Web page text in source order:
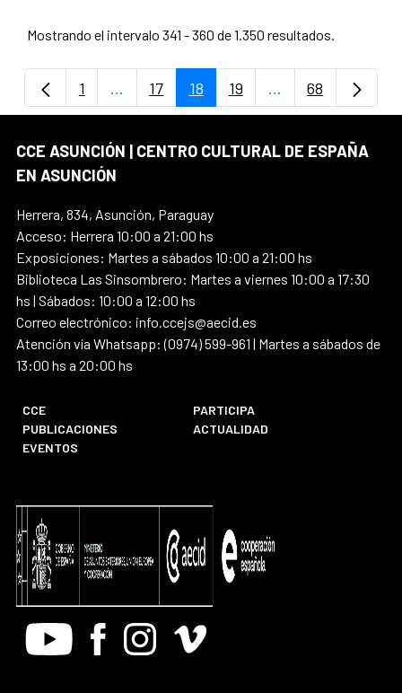
Mostrando el intervalo 341 - 360 de 1.350 resultados.
Página
1 ...Páginas intermedias Use TAB para
Página
17 Página
18 Página
19 ...PáginasPágina
68
CCE ASUNCIÓN | CENTRO CULTURAL DE ESPAÑA
EN ASUNCIÓN
Herrera, 834, Asunción, Paraguay
Acceso: Herrera 10:00 a 21:00 hs
Exposiciones: Martes a sábados 10:00 a 21:00 hs
Biblioteca Las Sinsombrero: Martes a viernes 10:00 a 17:30
hs | Sábados: 10:00 a 12:00 hs
Correo electrónico: info.ccejs@aecid.es
Atención vía Whatsapp: (0974) 599-961 | Martes a sábados de
13:00 hs a 20:00 hs
CCE
PARTICIPA
PUBLICACIONES
ACTUALIDAD
EVENTOS
Youtube FacebookInstagram
Vimeo